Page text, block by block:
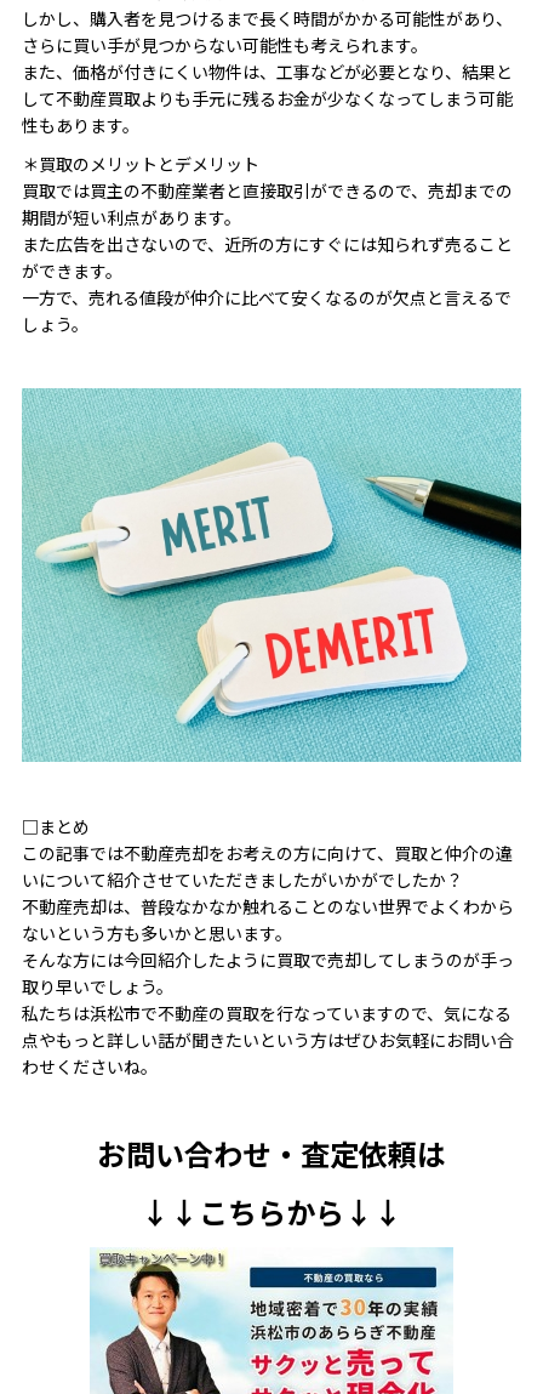
しかし、購入者を見つけるまで長く時間がかかる可能性があり、
さらに買い手が見つからない可能性も考えられます。
また、価格が付きにくい物件は、工事などが必要となり、結果と
して不動産買取よりも手元に残るお金が少なくなってしまう可能
性もあります。
＊買取のメリットとデメリット
買取では買主の不動産業者と直接取引ができるので、売却までの
期間が短い利点があります。
また広告を出さないので、近所の方にすぐには知られず売ること
ができます。
一方で、売れる値段が仲介に比べて安くなるのが欠点と言えるで
しょう。
□まとめ
この記事では不動産売却をお考えの方に向けて、買取と仲介の違
いについて紹介させていただきましたがいかがでしたか？
不動産売却は、普段なかなか触れることのない世界でよくわから
ないという方も多いかと思います。
そんな方には今回紹介したように買取で売却してしまうのが手っ
取り早いでしょう。
私たちは浜松市で不動産の買取を行なっていますので、気になる
点やもっと詳しい話が聞きたいという方はぜひお気軽にお問い合
わせくださいね。
お問い合わせ・査定依頼は
↓↓ こちらから↓↓